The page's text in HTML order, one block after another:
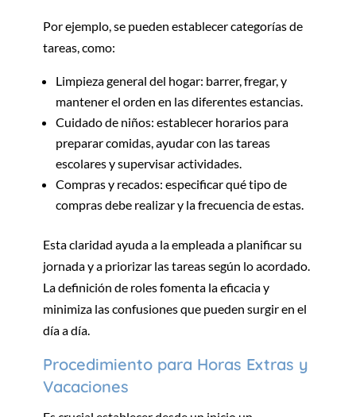
Por ejemplo, se pueden establecer categorías de
tareas, como:
Limpieza general del hogar: barrer, fregar, y
mantener el orden en las diferentes estancias.
Cuidado de niños: establecer horarios para
preparar comidas, ayudar con las tareas
escolares y supervisar actividades.
Compras y recados: especificar qué tipo de
compras debe realizar y la frecuencia de estas.
Esta claridad ayuda a la empleada a planificar su
jornada y a priorizar las tareas según lo acordado.
La definición de roles fomenta la eficacia y
minimiza las confusiones que pueden surgir en el
día a día.
Procedimiento para Horas Extras y
Vacaciones